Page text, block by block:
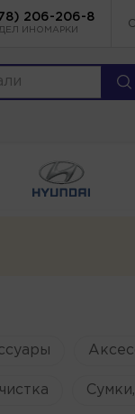
206-206-8
ИНОМАРКИ